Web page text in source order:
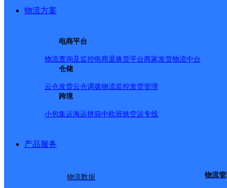
物流方案
电商平台
物流查询及监控电商退换货平台商家发货物流中台
仓储
云仓发货云仓调拨物流监控发货管理
跨境
小包集运海运拼箱中欧班铁空运专线
产品服务
物流数据 物流
所属快递：韵达速递
所属区域：广东省-云浮市-云城区
网点地址：广东省云浮市云城区高峰街道罗桂桥新桂区蟠
网点负责人：